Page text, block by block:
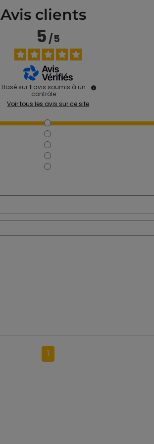
Avis clients
5/5
Basé sur 1 avis soumis à un
contrôle
Voir tous les avis sur ce site
1